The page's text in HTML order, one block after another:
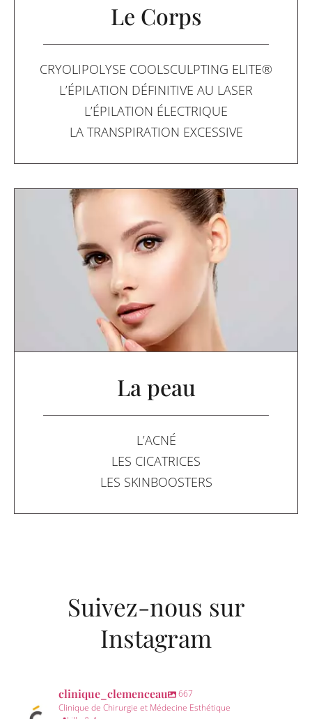
Le Corps
CRYOLIPOLYSE COOLSCULPTING ELITE®
L’ÉPILATION DÉFINITIVE AU LASER
L’ÉPILATION ÉLECTRIQUE
LA TRANSPIRATION EXCESSIVE
La peau
L’ACNÉ
LES CICATRICES
LES SKINBOOSTERS
Suivez-nous sur
Instagram
clinique_clemenceau
667
Clinique de Chirurgie et Médecine Esthétique